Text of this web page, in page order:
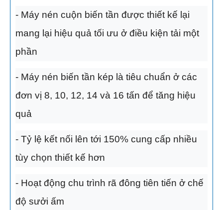
- Máy nén cuộn biến tần được thiết kế lại
mang lại hiệu quả tối ưu ở điều kiện tải một
phần
- Máy nén biến tần kép là tiêu chuẩn ở các
đơn vị 8, 10, 12, 14 và 16 tấn để tăng hiệu
quả
- Tỷ lệ kết nối lên tới 150% cung cấp nhiều
tùy chọn thiết kế hơn
- Hoạt động chu trình rã đông tiên tiến ở chế
độ sưởi ấm